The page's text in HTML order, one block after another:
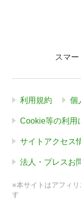
スマ
利用規約 個
Cookie等の利用
サイトアクセス
法人・プレスお
※本サイトはアフィ
す